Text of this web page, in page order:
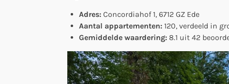
Adres: Concordiahof 1, 6712 GZ Ede
Aantal appartementen: 120, verdeeld in
Gemiddelde waardering: 8.1 uit 42